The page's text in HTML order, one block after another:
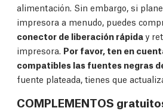
alimentación. Sin embargo, si
impresora a menudo, puedes
conector de liberación rápida y
impresora. Por favor, ten en
compatibles las fuentes negras
fuente plateada, tienes que
COMPLEMENTOS